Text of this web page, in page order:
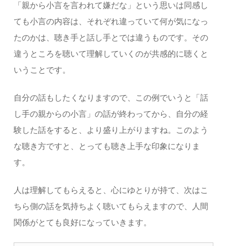
「親から小言を言われて嫌だな」という思いは同感し
ても小言の内容は、それぞれ違っていて何が気になっ
たのかは、聴き手と話し手とでは違うものです。その
違うところを聴いて理解していくのが共感的に聴くと
いうことです。
自分の話もしたくなりますので、この例でいうと「話
し手の親からの小言」の話が終わってから、自分の経
験した話をすると、より盛り上がりますね。このよう
な聴き方ですと、とっても聴き上手な印象になりま
す。
人は理解してもらえると、心にゆとりが持て、次はこ
ちら側の話を気持ちよく聴いてもらえますので、人間
関係がとても良好になっていきます。